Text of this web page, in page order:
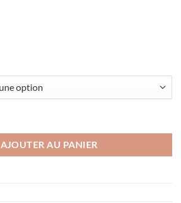
AJOUTER AU PANIER